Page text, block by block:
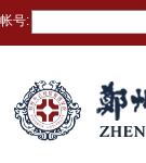
帐号: